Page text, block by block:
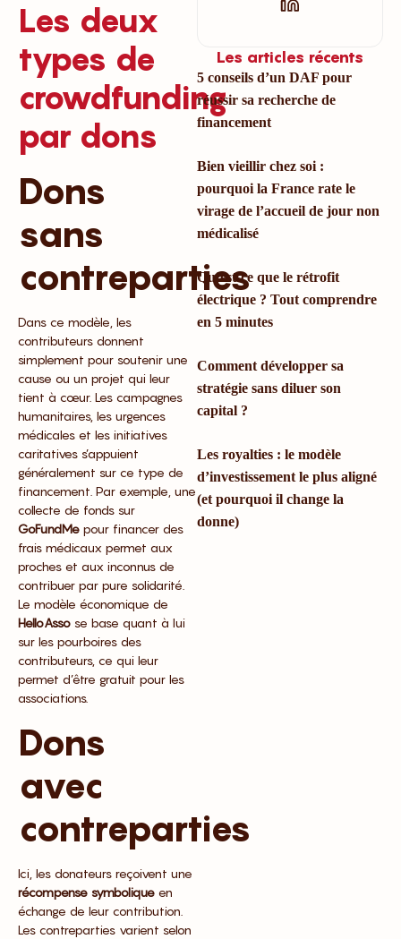
Les deux
types de
crowdfunding
par dons
Dons
sans
contreparties
Dans ce modèle, les
contributeurs donnent
simplement pour soutenir une
cause ou un projet qui leur
tient à cœur. Les campagnes
humanitaires, les urgences
médicales et les initiatives
caritatives s’appuient
généralement sur ce type de
financement. Par exemple, une
collecte de fonds sur
GoFundMe pour financer des
frais médicaux permet aux
proches et aux inconnus de
contribuer par pure solidarité.
Le modèle économique de
HelloAsso se base quant à lui
sur les pourboires des
contributeurs, ce qui leur
permet d’être gratuit pour les
associations.
Dons
avec
contreparties
Ici, les donateurs reçoivent une
récompense symbolique en
échange de leur contribution.
Les contreparties varient selon
Les articles récents
5 conseils d’un DAF pour
réussir sa recherche de
financement
Bien vieillir chez soi :
pourquoi la France rate le
virage de l’accueil de jour non
médicalisé
Qu’est-ce que le rétrofit
électrique ? Tout comprendre
en 5 minutes
Comment développer sa
stratégie sans diluer son
capital ?
Les royalties : le modèle
d’investissement le plus aligné
(et pourquoi il change la
donne)